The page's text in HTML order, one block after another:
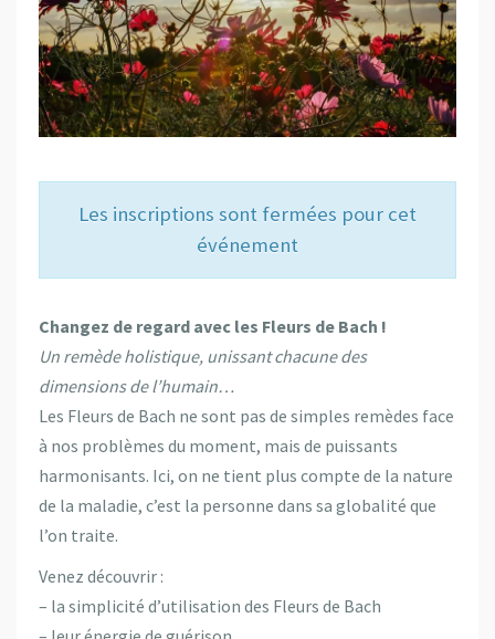
Les inscriptions sont fermées pour cet
événement
Changez de regard avec les Fleurs de Bach !
Un remède holistique, unissant chacune des
dimensions de l’humain…
Les Fleurs de Bach ne sont pas de simples remèdes face
à nos problèmes du moment, mais de puissants
harmonisants. Ici, on ne tient plus compte de la nature
de la maladie, c’est la personne dans sa globalité que
l’on traite.
Venez découvrir :
– la simplicité d’utilisation des Fleurs de Bach